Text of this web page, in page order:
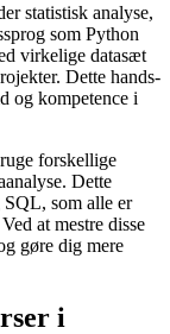
statistisk analyse,
som Python
virkelige datasæt
Dette hands-
og kompetence i
forskellige
Dette
som alle er
at mestre disse
gøre dig mere
i